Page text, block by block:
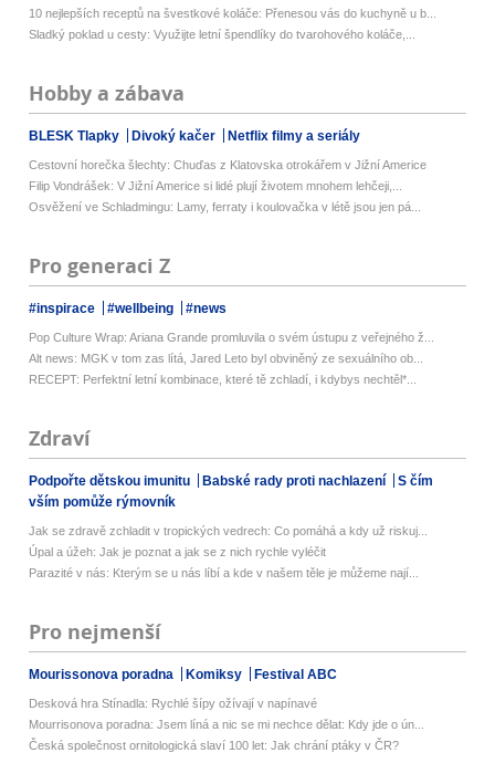
10 nejlepších receptů na švestkové koláče: Přenesou vás do kuchyně u b...
Sladký poklad u cesty: Využijte letní špendlíky do tvarohového koláče,...
Hobby a zábava
BLESK Tlapky Divoký kačer Netflix filmy a seriály
Cestovní horečka šlechty: Chuďas z Klatovska otrokářem v Jižní Americe
Filip Vondrášek: V Jižní Americe si lidé plují životem mnohem lehčeji,...
Osvěžení ve Schladmingu: Lamy, ferraty i koulovačka v létě jsou jen pá...
Pro generaci Z
#inspirace #wellbeing #news
Pop Culture Wrap: Ariana Grande promluvila o svém ústupu z veřejného ž...
Alt news: MGK v tom zas lítá, Jared Leto byl obviněný ze sexuálního ob...
RECEPT: Perfektní letní kombinace, které tě zchladí, i kdybys nechtěl*...
Zdraví
Podpořte dětskou imunitu Babské rady proti nachlazení
S čím
vším pomůže rýmovník
Jak se zdravě zchladit v tropických vedrech: Co pomáhá a kdy už riskuj...
Úpal a úžeh: Jak je poznat a jak se z nich rychle vyléčit
Parazité v nás: Kterým se u nás líbí a kde v našem těle je můžeme nají...
Pro nejmenší
Mourissonova poradna Komiksy Festival ABC
Desková hra Stínadla: Rychlé šípy ožívají v napínavé
Mourrisonova poradna: Jsem líná a nic se mi nechce dělat: Kdy jde o ún...
Česká společnost ornitologická slaví 100 let: Jak chrání ptáky v ČR?